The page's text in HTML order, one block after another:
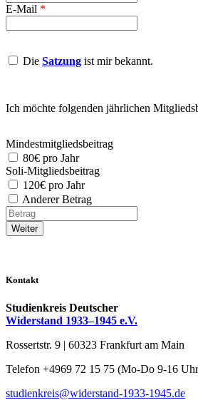
E-Mail *
Die Sat­zung ist mir bekannt.
Ich möch­te fol­gen­den jähr­li­chen
Min­dest­mit­glieds­bei­trag
80€ pro Jahr
So­li-Mit­glieds­bei­trag
120€ pro Jahr
An­
de­
rer
Betrag
An­de­rer Betrag
Be­
trag
Kontakt
Studienkreis Deutscher
Widerstand 1933–1945 e.V.
Rossertstr. 9 | 60323 Frankfurt am Main
Telefon +4969 72 15 75 (Mo-Do 9-16
studienkreis@widerstand-1933-1945.de